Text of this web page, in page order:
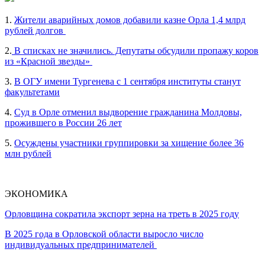
1. Жители аварийных домов добавили казне Орла 1,4 млрд
рублей долгов
2. В списках не значились. Депутаты обсудили пропажу коров
из «Красной звезды»
3. В ОГУ имени Тургенева с 1 сентября институты станут
факультетами
4. Суд в Орле отменил выдворение гражданина Молдовы,
прожившего в России 26 лет
5. Осуждены участники группировки за хищение более 36
млн рублей
ЭКОНОМИКА
Орловщина сократила экспорт зерна на треть в 2025 году
В 2025 года в Орловской области выросло число
индивидуальных предпринимателей